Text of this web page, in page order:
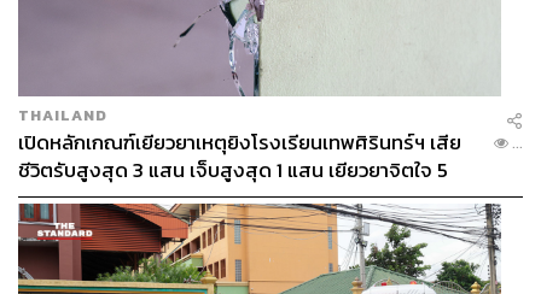
THAILAND
เปิดหลักเกณฑ์เยียวยาเหตุยิงโรงเรียนเทพศิรินทร์ฯ เสีย
ชีวิตรับสูงสุด 3 แสน เจ็บสูงสุด 1 แสน เยียวยาจิตใจ 5
ระดับ
...